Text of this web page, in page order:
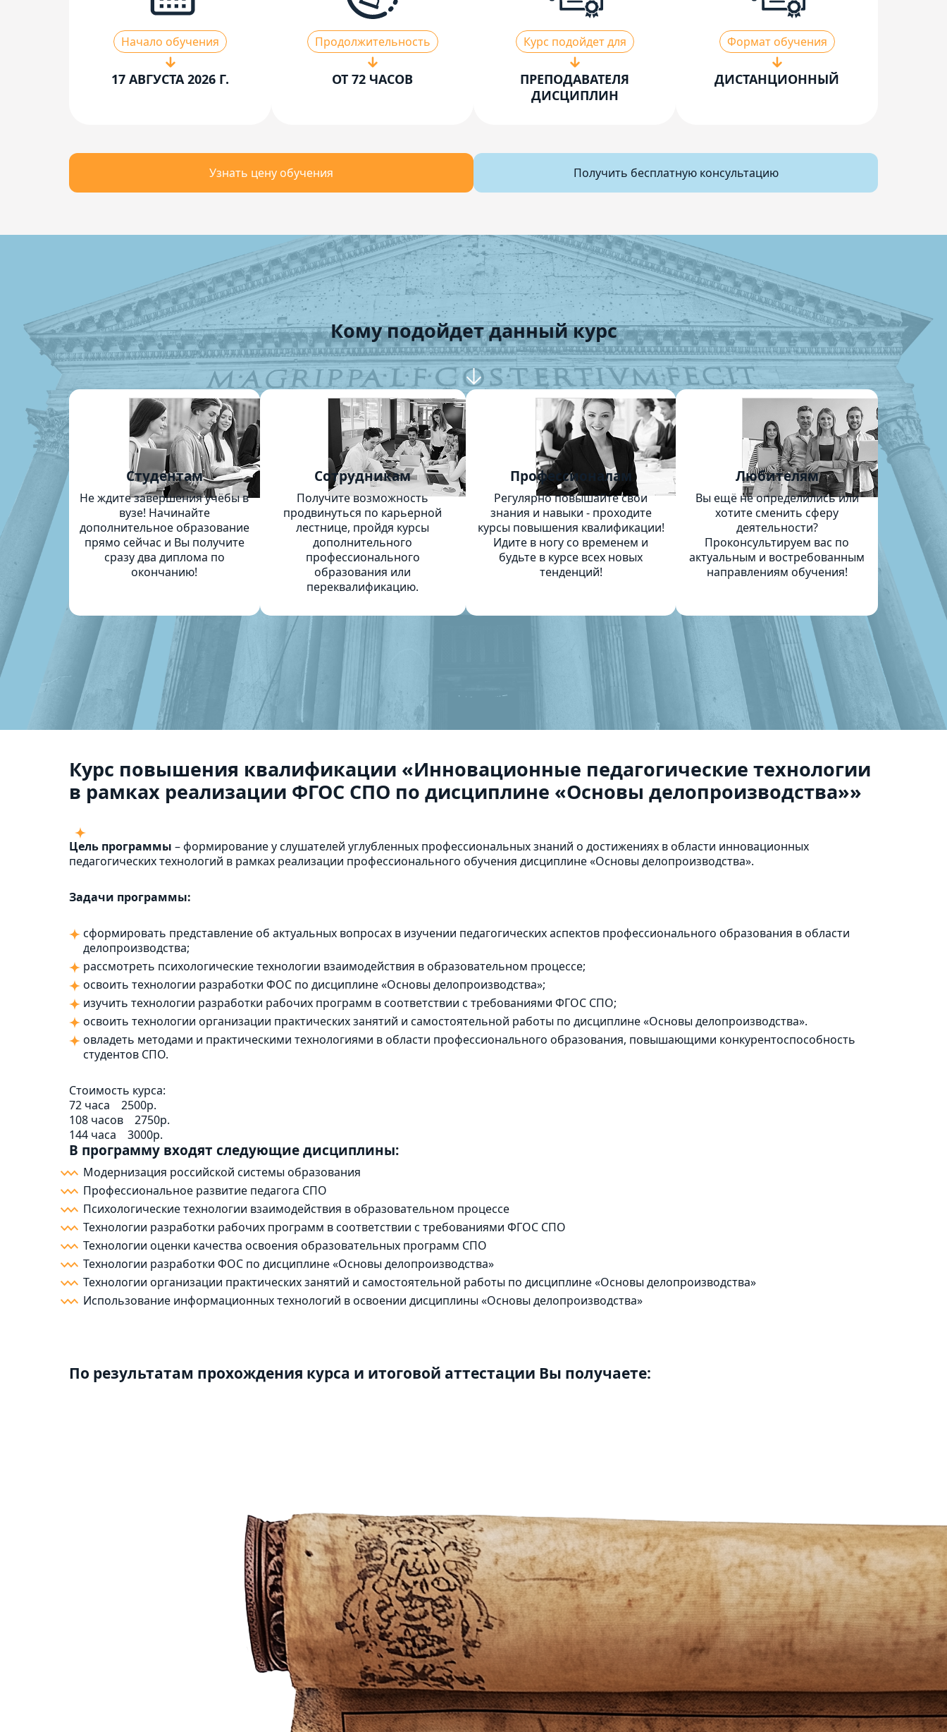
Начало обучения
17 АВГУСТА 2026 Г.
Продолжительность
ОТ 72 ЧАСОВ
Курс подойдет для
ПРЕПОДАВАТЕЛЯ
ДИСЦИПЛИН
Формат обучения
ДИСТАНЦИОННЫЙ
Узнать цену обучения Получить бесплатную консультацию
Кому подойдет данный курс
Студентам
Не ждите завершения учёбы в
вузе! Начинайте
дополнительное образование
прямо сейчас и Вы получите
сразу два диплома по
окончанию!
Сотрудникам
Получите возможность
продвинуться по карьерной
лестнице, пройдя курсы
дополнительного
профессионального
образования или
переквалификацию.
Профессионалам
Регулярно повышайте свои
знания и навыки - проходите
курсы повышения квалификации!
Идите в ногу со временем и
будьте в курсе всех новых
тенденций!
Любителям
Вы ещё не определились или
хотите сменить сферу
деятельности?
Проконсультируем вас по
актуальным и востребованным
направлениям обучения!
Курс повышения квалификации «Инновационные педагогические технологии
в рамках реализации ФГОС СПО по дисциплине «Основы делопроизводства»»
Цель программы – формирование у слушателей углубленных профессиональных знаний о достижениях в области инновационных
педагогических технологий в рамках реализации профессионального обучения дисциплине «Основы делопроизводства».
Задачи программы:
сформировать представление об актуальных вопросах в изучении педагогических аспектов профессионального образования в области
делопроизводства;
рассмотреть психологические технологии взаимодействия в образовательном процессе;
освоить технологии разработки ФОС по дисциплине «Основы делопроизводства»;
изучить технологии разработки рабочих программ в соответствии с требованиями ФГОС СПО;
освоить технологии организации практических занятий и самостоятельной работы по дисциплине «Основы делопроизводства».
овладеть методами и практическими технологиями в области профессионального образования, повышающими конкурентоспособность
студентов СПО.
Стоимость курса:
72 часа
2500р.
108 часов
2750р.
144 часа
3000р.
В программу входят следующие дисциплины:
Модернизация российской системы образования
Профессиональное развитие педагога СПО
Психологические технологии взаимодействия в образовательном процессе
Технологии разработки рабочих программ в соответствии с требованиями ФГОС СПО
Технологии оценки качества освоения образовательных программ СПО
Технологии разработки ФОС по дисциплине «Основы делопроизводства»
Технологии организации практических занятий и самостоятельной работы по дисциплине «Основы делопроизводства»
Использование информационных технологий в освоении дисциплины «Основы делопроизводства»
По результатам прохождения курса и итоговой аттестации Вы получаете: